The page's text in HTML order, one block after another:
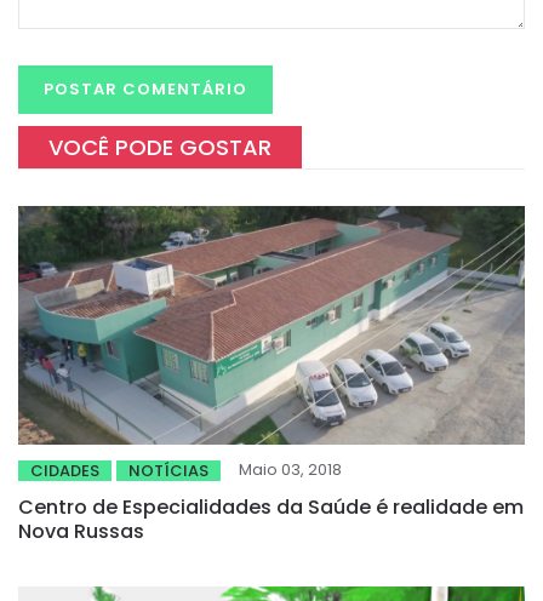
VOCÊ PODE GOSTAR
CIDADES NOTÍCIAS Maio 03, 2018
Centro de Especialidades da Saúde é realidade em
Nova Russas